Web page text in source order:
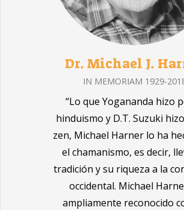
Dr. Michael J.
IN MEMORIAM 1929-
“Lo que Yogananda hizo
hinduismo y D.T. Suzuki
zen, Michael Harner lo ha
el chamanismo, es decir,
tradición y su riqueza a la
occidental. Michael
ampliamente reconocido